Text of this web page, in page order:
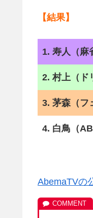
【結果】
1. 寿人（麻
2. 村上（ド
3. 茅森（フ
4. 白鳥（
AbemaTVの